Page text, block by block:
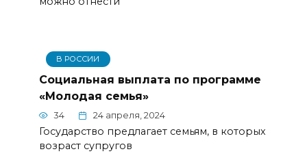
В РОССИИ
Cоциальная выплата по программе
«Молодая семья»
34 24 апреля, 2024
Государство предлагает семьям, в которых
возраст супругов